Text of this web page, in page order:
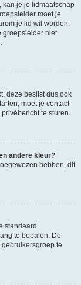
kan je je lidmaatschap
moet je
je lid wil worden.
groepsleider niet
deze beslist dus ook
moet je contact
te sturen.
andere kleur?
hebben, dit
standaard
te bepalen. De
te